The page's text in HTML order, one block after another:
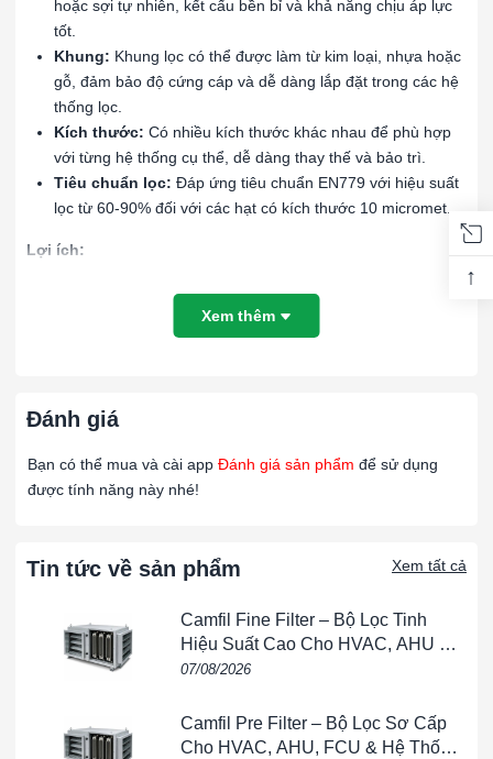
hoặc sợi tự nhiên, kết cấu bền bỉ và khả năng chịu áp lực
tốt.
Khung: Khung lọc có thể được làm từ kim loại, nhựa hoặc
gỗ, đảm bảo độ cứng cáp và dễ dàng lắp đặt trong các hệ
thống lọc.
Kích thước: Có nhiều kích thước khác nhau để phù hợp
với từng hệ thống cụ thể, dễ dàng thay thế và bảo trì.
Tiêu chuẩn lọc: Đáp ứng tiêu chuẩn EN779 với hiệu suất
lọc từ 60-90% đối với các hạt có kích thước 10 micromet.
Lợi ích:
Giảm thiểu sự tích tụ của các hạt bụi lớn
và trung bình trên các thiết bị và bộ lọc tinh, bảo vệ và kéo
dài tuổi thọ của toàn bộ hệ thống lọc.
Tăng hiệu suất hệ thống:
chất lớn và trung bình, giảm tải cho các bộ lọc tinh và hệ
thống làm mát.
Nhà máy sản xuất:Lọc bụi và các tạp chất trong không
Tòa nhà thương mại:Dùng trong hệ thống HVAC để cải
thiện chất lượng không khí trong nhà.
Dùng làm bước thứ hai trong quy trình lọc
Từ khóa: Amair 300E 24x24x2", Amair 300E 24x24x2", Amair
Xem thêm
Đánh giá
Bạn có thể mua và cài app Đánh giá sản phẩm để sử dụng
được tính năng này nhé!
Tin tức về sản phẩm Xem tất cả
Camfil Fine Filter – Bộ Lọc Tinh
Hiệu Suất Cao Cho HVAC, AHU &
Phòng Sạch
07/08/2026
Camfil Pre Filter – Bộ Lọc Sơ Cấp
Cho HVAC, AHU, FCU & Hệ Thống
↑